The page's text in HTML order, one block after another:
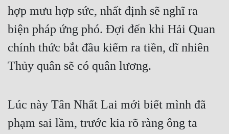
hợp mưu hợp sức, nhất định sẽ nghĩ ra
biện pháp ứng phó. Đợi đến khi Hải Quan
chính thức bắt đầu kiếm ra tiền, dĩ nhiên
Thủy quân sẽ có quân lương.
Lúc này Tân Nhất Lai mới biết mình đã
phạm sai lầm, trước kia rõ ràng ông ta